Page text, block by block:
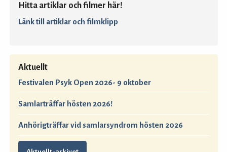
Hitta artiklar och filmer här!
Länk till artiklar och filmklipp
Aktuellt
Festivalen Psyk Open 2026- 9 oktober
Samlarträffar hösten 2026!
Anhörigträffar vid samlarsyndrom hösten 2026